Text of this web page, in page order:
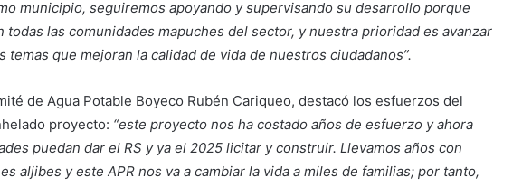
municipio, seguiremos apoyando y supervisando su desarrollo porque
todas las comunidades mapuches del sector, y nuestra prioridad es avanzar
que mejoran la calidad de vida de nuestros ciudadanos”.
de Agua Potable Boyeco Rubén Cariqueo, destacó los esfuerzos del
proyecto: “este proyecto nos ha costado años de esfuerzo y ahora
puedan dar el RS y ya el 2025 licitar y construir. Llevamos años con
aljibes y este APR nos va a cambiar la vida a miles de familias; por tanto,